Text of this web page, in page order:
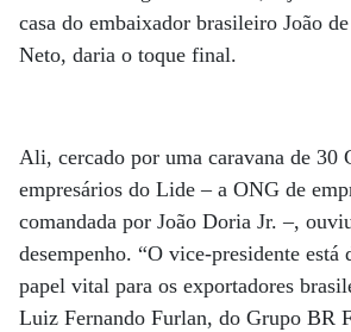
casa do embaixador brasileiro João
Neto, daria o toque final.
Ali, cercado por uma caravana de 30
empresários do Lide – a ONG de
comandada por João Doria Jr. –,
desempenho. “O vice-presidente está
papel vital para os exportadores
Luiz Fernando Furlan, do Grupo BR